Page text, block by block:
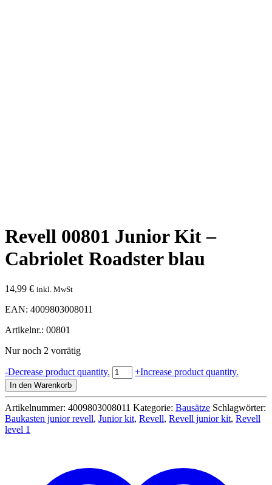
Revell 00801 Junior Kit –
Cabriolet Roadster blau
14,99 € inkl. MwSt
EAN: 4009803008011
Artikelnr.: 00801
Nur noch 2 vorrätig
-Decrease product quantity. Revell
00801
Kit
-
Cabriolet
+Increase product quantity.
In den Warenkorb
Artikelnummer: 4009803008011 Kategorie: Bausätze Schlagwörter:
Baukasten junior revell, Junior kit, Revell, Revell junior kit, Revell
level 1